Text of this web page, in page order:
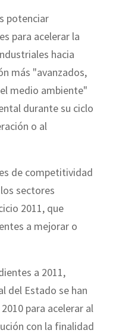
potenciar
para acelerar la
hacia
más "avanzados,
medio ambiente"
durante su ciclo
o al
de competitividad
sectores
2011, que
a mejorar o
a 2011,
del Estado se han
para acelerar al
con la finalidad